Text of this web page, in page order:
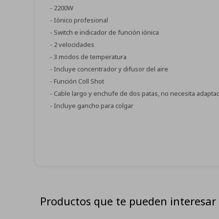
- 2200W
- Iónico profesional
- Switch e indicador de función iónica
- 2 velocidades
- 3 modos de temperatura
- Incluye concentrador y difusor del aire
- Función Coll Shot
- Cable largo y enchufe de dos patas, no necesita
- Incluye gancho para colgar
Productos que te pueden interesar